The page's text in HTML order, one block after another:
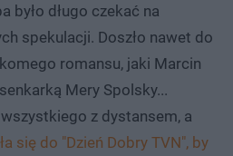
było długo czekać na
spekulacji. Doszło nawet do
romansu, jaki Marcin
Mery Spolsky...
z dystansem, a
się do "Dzień Dobry TVN", by